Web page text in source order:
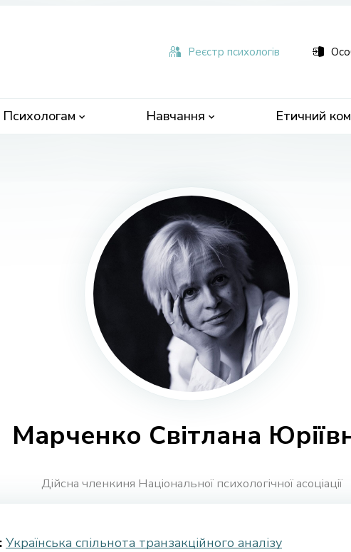
Психологам Навчання Етичний
Реєстр психологів
Марченко Світлана
Дійсна членкиня Національної психологічної асоціації
Українська спільнота транзакційного аналізу